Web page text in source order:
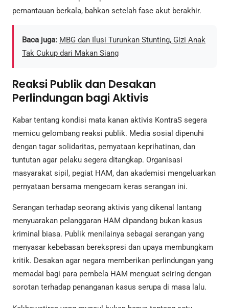
pemantauan berkala, bahkan setelah fase akut berakhir.
Baca juga: MBG dan Ilusi Turunkan Stunting, Gizi Anak
Tak Cukup dari Makan Siang
Reaksi Publik dan Desakan
Perlindungan bagi Aktivis
Kabar tentang kondisi mata kanan aktivis KontraS segera
memicu gelombang reaksi publik. Media sosial dipenuhi
dengan tagar solidaritas, pernyataan keprihatinan, dan
tuntutan agar pelaku segera ditangkap. Organisasi
masyarakat sipil, pegiat HAM, dan akademisi mengeluarkan
pernyataan bersama mengecam keras serangan ini.
Serangan terhadap seorang aktivis yang dikenal lantang
menyuarakan pelanggaran HAM dipandang bukan kasus
kriminal biasa. Publik menilainya sebagai serangan yang
menyasar kebebasan berekspresi dan upaya membungkam
kritik. Desakan agar negara memberikan perlindungan yang
memadai bagi para pembela HAM menguat seiring dengan
sorotan terhadap penanganan kasus serupa di masa lalu.